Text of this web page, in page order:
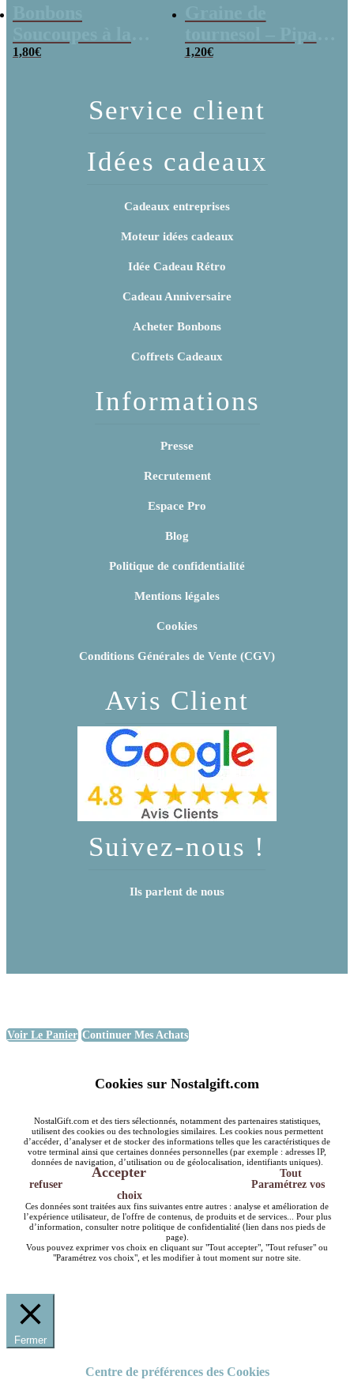
poudre (x20)
1,80€
x 3
1,20€
Service client
Idées cadeaux
Cadeaux entreprises
Moteur idées cadeaux
Idée Cadeau Rétro
Cadeau Anniversaire
Acheter Bonbons
Coffrets Cadeaux
Informations
Presse
Recrutement
Espace Pro
Blog
Politique de confidentialité
Mentions légales
Cookies
Conditions Générales de Vente (CGV)
Avis Client
Suivez-nous !
Ils parlent de nous
Voir Le Panier Continuer Mes Achats
Cookies sur Nostalgift.com
NostalGift.com et des tiers sélectionnés, notamment des partenaires statistiques,
utilisent des cookies ou des technologies similaires. Les cookies nous permettent
d’accéder, d’analyser et de stocker des informations telles que les caractéristiques de
votre terminal ainsi que certaines données personnelles (par exemple : adresses IP,
données de navigation, d’utilisation ou de géolocalisation, identifiants uniques).
Accepter
Tout
refuser
Paramétrez vos
choix
Ces données sont traitées aux fins suivantes entre autres : analyse et amélioration de
l’expérience utilisateur, de l'offre de contenus, de produits et de services... Pour plus
d’information, consulter notre politique de confidentialité (lien dans nos pieds de
page).
Vous pouvez exprimer vos choix en cliquant sur "Tout accepter", "Tout refuser" ou
"Paramétrez vos choix", et les modifier à tout moment sur notre site.
Fermer
Centre de préférences des Cookies